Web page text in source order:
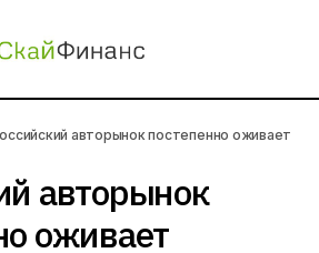
авторынок постепенно оживает
авторынок
оживает